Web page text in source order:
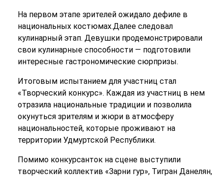
На первом этапе зрителей ожидало дефиле в
национальных костюмах.Далее следовал
кулинарный этап. Девушки продемонстрировали
свои кулинарные способности — подготовили
интересные гастрономические сюрпризы.
Итоговым испытанием для участниц стал
«Творческий конкурс». Каждая из участниц в нем
отразила национальные традиции и позволила
окунуться зрителям и жюри в атмосферу
национальностей, которые проживают на
территории Удмуртской Республики.
Помимо конкурсанток на сцене выступили
творческий коллектив «Зарни гур», Тигран Данелян,